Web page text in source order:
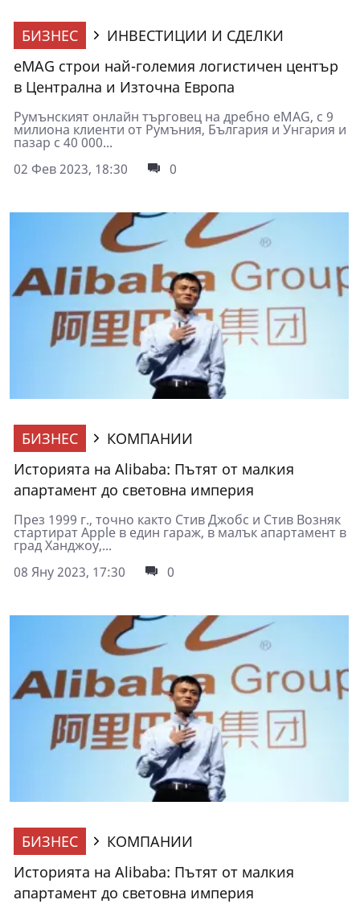
БИЗНЕС
ИНВЕСТИЦИИ И СДЕЛКИ
eMAG строи най-големия логистичен център
в Централна и Източна Европа
Румънският онлайн търговец на дребно eMAG, с 9
милиона клиенти от Румъния, България и Унгария и
пазар с 40 000...
02 Фев 2023, 18:30
0
БИЗНЕС
КОМПАНИИ
Историята на Alibaba: Пътят от малкия
апартамент до световна империя
През 1999 г., точно както Стив Джобс и Стив Возняк
стартират Apple в един гараж, в малък апартамент в
град Ханджоу,...
08 Яну 2023, 17:30
0
БИЗНЕС
КОМПАНИИ
Историята на Alibaba: Пътят от малкия
апартамент до световна империя